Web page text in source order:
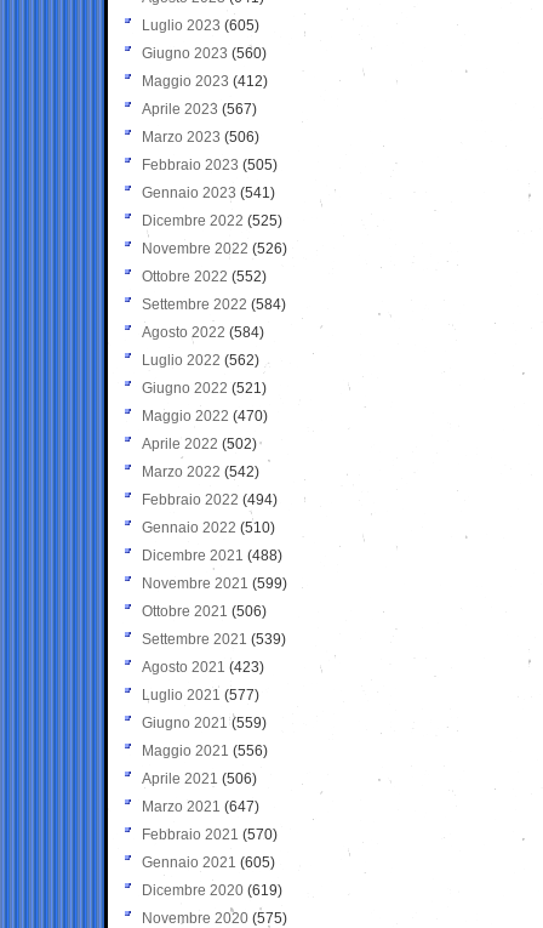
Luglio 2023 (605)
Giugno 2023 (560)
Maggio 2023 (412)
Aprile 2023 (567)
Marzo 2023 (506)
Febbraio 2023 (505)
Gennaio 2023 (541)
Dicembre 2022 (525)
Novembre 2022 (526)
Ottobre 2022 (552)
Settembre 2022 (584)
Agosto 2022 (584)
Luglio 2022 (562)
Giugno 2022 (521)
Maggio 2022 (470)
Aprile 2022 (502)
Marzo 2022 (542)
Febbraio 2022 (494)
Gennaio 2022 (510)
Dicembre 2021 (488)
Novembre 2021 (599)
Ottobre 2021 (506)
Settembre 2021 (539)
Agosto 2021 (423)
Luglio 2021 (577)
Giugno 2021(559)
Maggio 2021 (556)
Aprile 2021 (506)
Marzo 2021 (647)
Febbraio 2021 (570)
Gennaio 2021 (605)
Dicembre 2020 (619)
Novembre 2020 (575)